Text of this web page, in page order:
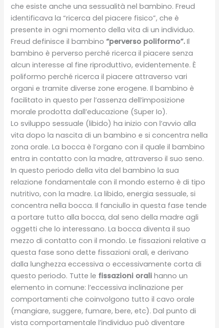
che esiste anche una sessualità nel bambino. Freud
identificava la “ricerca del piacere fisico”, che è
presente in ogni momento della vita di un individuo.
Freud definisce il bambino“perverso poliformo”.Il
bambino è perverso perché ricerca il piacere senza
alcun interesse al fine riproduttivo, evidentemente. È
poliformo perché ricerca il piacere attraverso vari
organi e tramite diverse zone erogene. Il bambino è
facilitato in questo per l’assenza dell’imposizione
morale prodotta dall’educazione (Super Io).
Lo sviluppo sessuale (libido) ha inizio con l’avvio alla
vita dopo la nascita di un bambino e si concentra nella
zona orale. La bocca è l’organo con il quale il bambino
entra in contatto con la madre, attraverso il suo seno.
In questo periodo della vita del bambino la sua
relazione fondamentale con il mondo esterno è di tipo
nutritivo, con la madre. La libido, energia sessuale, si
concentra nella bocca. Il fanciullo in questa fase tende
a portare tutto alla bocca, dal seno della madre agli
oggetti che lo interessano. La bocca diventa il suo
mezzo di contatto con il mondo. Le fissazioni relative a
questa fase sono dette fissazioni orali, e derivano
dalla lunghezza eccessiva o eccessivamente corta di
questo periodo. Tutte le fissazioni orali hanno un
elemento in comune: l’eccessiva inclinazione per
comportamenti che coinvolgono tutto il cavo orale
(mangiare, suggere, fumare, bere, etc). Dal punto di
vista comportamentale l’individuo può diventare